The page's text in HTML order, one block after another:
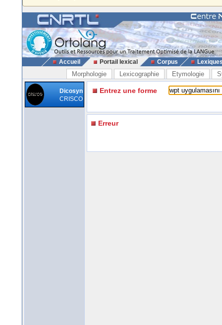
Accueil Portail lexical Corpus
Morphologie Lexicographie Etymologie
Dicosyn
CRISCO
Entrez une forme
Erreur